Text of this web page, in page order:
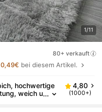
1/11
80+ verkauft
0,49€ bei diesem Artikel.
hochwertige
weich u
4,80
(1000+)